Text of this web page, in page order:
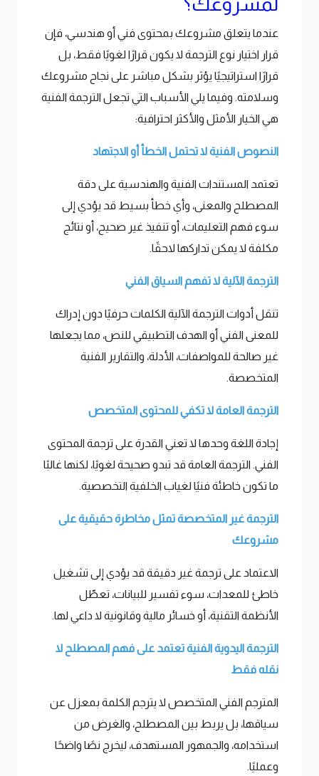
عندما يتعلق مشروعك بمحتوى فني أو هندسي، فإن
قرار اختيار نوع الترجمة لا يكون قرارًا لغويًا فقط، بل
قرارًا استراتيجيًا يؤثر بشكل مباشر على نجاح مشروعك
وسلامته. وفيما يلي الأسباب التي تجعل الترجمة الفنية
هي الخيار الأمثل والأكثر احترافية:
النصوص الفنية لا تحتمل الخطأ أو الاجتهاد
تعتمد المستندات الفنية والهندسية على دقة
المصطلح والمعنى، وأي خطأ بسيط قد يؤدي إلى
سوء فهم التعليمات، أو تنفيذ غير صحيح، أو نتائج
مكلفة لا يمكن تداركها لاحقًا.
الترجمة الآلية لا تفهم السياق الفني
تنقل أدوات الترجمة الآلية الكلمات حرفيًا دون إدراك
للمعنى الفني أو الهدف التطبيقي للنص، مما يجعلها
غير صالحة للمواصفات، الأدلة، والتقارير الفنية
المتخصصة.
الترجمة العامة لا تكفي للمحتوى المتخصص
إجادة اللغة وحدها لا تعني القدرة على ترجمة المحتوى
الفني. الترجمة العامة قد تبدو صحيحة لغويًا، لكنها غالبًا
ما تكون خاطئة فنيًا لغياب الخلفية التخصصية.
الترجمة غير المتخصصة تمثل مخاطرة حقيقية على
مشروعك
الاعتماد على ترجمة غير دقيقة قد يؤدي إلى تشغيل
خاطئ للمعدات، سوء تفسير للبيانات، تعطّل
الأنظمة التقنية، أو خسائر مالية وقانونية لا داعي لها.
الترجمة اليدوية الفنية تعتمد على فهم المصطلح لا
نقله فقط
المترجم الفني المتخصص لا يترجم الكلمة بمعزل عن
سياقها، بل يربط بين المصطلح، والغرض من
استخدامه، والجمهور المستهدف، ليخرج نصًا واضحًا
وعمليًا.